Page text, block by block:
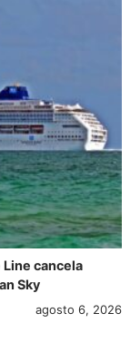
cancela
Sky
agosto 6, 2026